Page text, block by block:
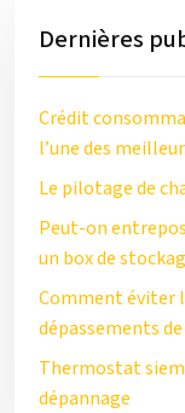
Dernières
Crédit
l’une des
Le pilotage de
Peut-on
un box de
Comment éviter
dépassements
Thermostat
dépannage